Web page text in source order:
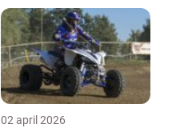
02 april 2026